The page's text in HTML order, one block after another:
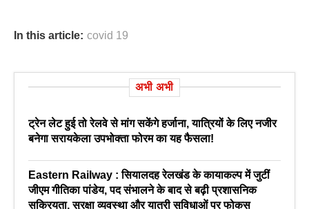
In this article: covid 19
अभी अभी
ट्रेन लेट हुई तो रेलवे से मांग सकेंगे हर्जाना, यात्रियों के लिए नजीर
बनेगा सरायकेला उपभोक्ता फोरम का यह फैसला!
Eastern Railway : सियालदह रेलखंड के कायाकल्प में जुटीं
जीएम गीतिका पांडेय, पद संभालने के बाद से बढ़ी प्रशासनिक
सक्रियता, सुरक्षा व्यवस्था और यात्री सुविधाओं पर फोकस